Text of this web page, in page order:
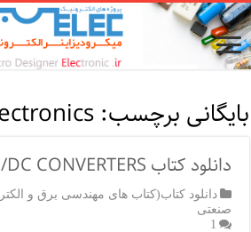
بایگانی برچسب:
دانلود کتاب DC/DC CONVERTERS
دانلود کتاب(کتاب های مهندسی برق و
صنعتی
1